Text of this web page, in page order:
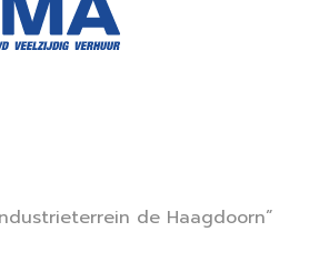
de Haagdoorn”